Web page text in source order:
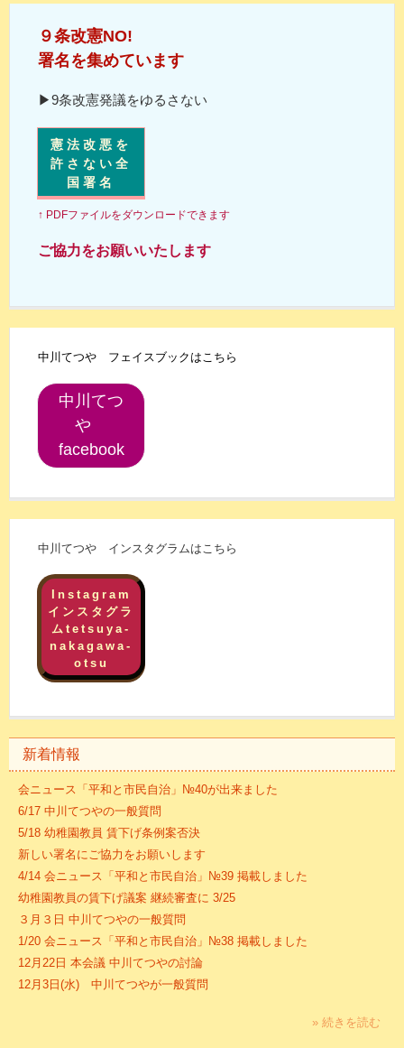
９条改憲NO!
署名を集めています
▶9条改憲発議をゆるさない
憲法改悪を
許さない全
国署名
↑ PDFファイルをダウンロードできます
ご協力をお願いいたします
中川てつや フェイスブックはこちら
中川てつ
や
facebook
中川てつや インスタグラムはこちら
Instagram
インスタグラ
ムtetsuya-
nakagawa-
otsu
新着情報
会ニュース「平和と市民自治」№40が出来ました
6/17 中川てつやの一般質問
5/18 幼稚園教員 賃下げ条例案否決
新しい署名にご協力をお願いします
4/14 会ニュース「平和と市民自治」№39 掲載しました
幼稚園教員の賃下げ議案 継続審査に 3/25
３月３日 中川てつやの一般質問
1/20 会ニュース「平和と市民自治」№38 掲載しました
12月22日 本会議 中川てつやの討論
12月3日(水) 中川てつやが一般質問
» 続きを読む